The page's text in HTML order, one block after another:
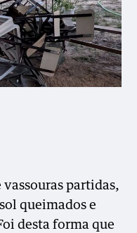
vassouras partidas,
queimados e
desta forma que